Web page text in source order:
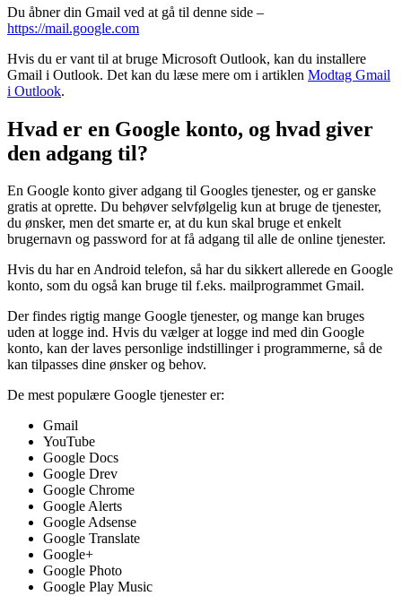
Du åbner din Gmail ved at gå til denne side –
https://mail.google.com
Hvis du er vant til at bruge Microsoft Outlook, kan du installere
Gmail i Outlook. Det kan du læse mere om i artiklen Modtag Gmail
i Outlook.
Hvad er en Google konto, og hvad giver
den adgang til?
En Google konto giver adgang til Googles tjenester, og er ganske
gratis at oprette. Du behøver selvfølgelig kun at bruge de tjenester,
du ønsker, men det smarte er, at du kun skal bruge et enkelt
brugernavn og password for at få adgang til alle de online tjenester.
Hvis du har en Android telefon, så har du sikkert allerede en Google
konto, som du også kan bruge til f.eks. mailprogrammet Gmail.
Der findes rigtig mange Google tjenester, og mange kan bruges
uden at logge ind. Hvis du vælger at logge ind med din Google
konto, kan der laves personlige indstillinger i programmerne, så de
kan tilpasses dine ønsker og behov.
De mest populære Google tjenester er:
Gmail
YouTube
Google Docs
Google Drev
Google Chrome
Google Alerts
Google Adsense
Google Translate
Google+
Google Photo
Google Play Music